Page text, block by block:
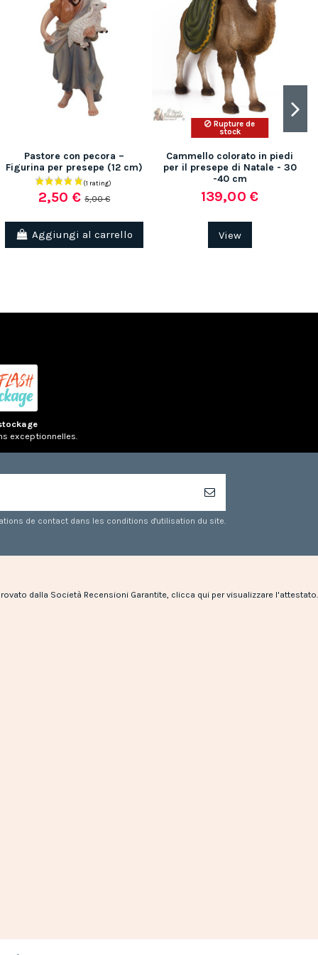
Pastore con pecora –
Figurina per presepe (12 cm)
2,50 €5,00 €
Aggiungi al carrello
Rupture de
stock
Cammello colorato in piedi
per il presepe di Natale - 30
-40 cm
139,00 €
View
exceptionnelles.
de contact dans les conditions d'utilisation du site.
dalla Società Recensioni Garantite, clicca qui per visualizzare l'attestato.